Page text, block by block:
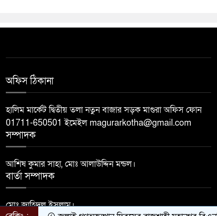
অফিস ঠিকানা
হালিম মার্কেট দ্বিতীয় তলা নতুন বাজার সড়ক মাগুরা অফিস ফোন
01711-650501 ইমেইল magurarkotha@gmail.com
সম্পাদক
আশিষ কুমার সাহা, মোঃ আলাউদ্দিন মন্ডল।
বার্তা সম্পাদক
মোঃ জাহিদুল ইসলাম।